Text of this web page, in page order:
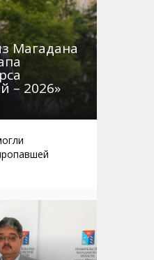
Магадана
– 2026»